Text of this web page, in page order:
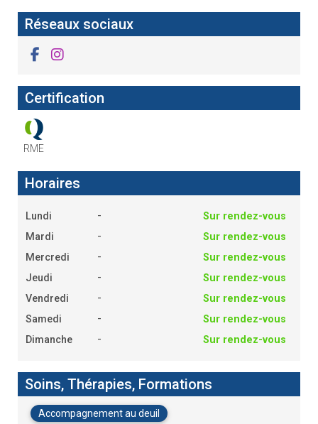
Réseaux sociaux
Certification
RME
Horaires
Lundi -
Sur rendez-vous
Mardi
-
Sur rendez-vous
Mercredi
-
Sur rendez-vous
Jeudi
-
Sur rendez-vous
Vendredi
-
Sur rendez-vous
Samedi
-
Sur rendez-vous
Dimanche
- Sur rendez-vous
Soins, Thérapies, Formations
Accompagnement au deuil